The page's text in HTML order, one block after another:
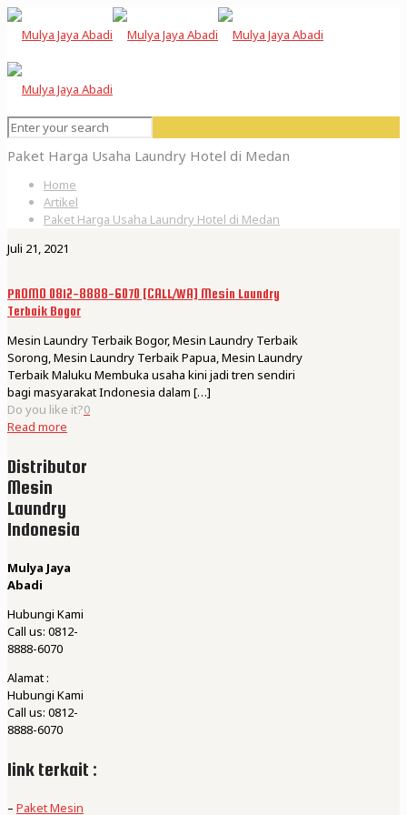
Paket Harga Usaha Laundry Hotel di Medan
Home
Artikel
Paket Harga Usaha Laundry Hotel di Medan
Juli 21, 2021
PROMO 0812-8888-6070 [CALL/WA] Mesin Laundry
Terbaik Bogor
Mesin Laundry Terbaik Bogor, Mesin Laundry Terbaik
Sorong, Mesin Laundry Terbaik Papua, Mesin Laundry
Terbaik Maluku Membuka usaha kini jadi tren sendiri
bagi masyarakat Indonesia dalam […]
Do you like it?0
Read more
Distributor
Mesin
Laundry
Indonesia
Mulya Jaya
Abadi
Hubungi Kami
Call us: 0812-
8888-6070
Alamat :
Hubungi Kami
Call us: 0812-
8888-6070
link terkait :
– Paket Mesin